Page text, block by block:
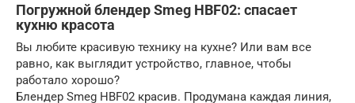
Погружной блендер Smeg HBF02: спасает
кухню красота
Вы любите красивую технику на кухне? Или вам все
равно, как выглядит устройство, главное, чтобы
работало хорошо?
Блендер Smeg HBF02 красив. Продумана каждая линия,